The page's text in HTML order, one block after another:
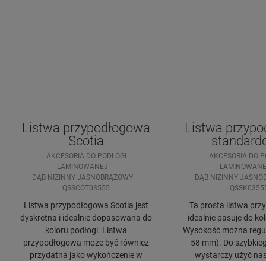
Listwa przypodłogowa
Scotia
AKCESORIA DO PODŁOGI
LAMINOWANEJ
DĄB NIZINNY JASNOBRĄZOWY
QSSCOT03555
Listwa przypodłogowa Scotia jest
dyskretna i idealnie dopasowana do
koloru podłogi. Listwa
przypodłogowa może być również
przydatna jako wykończenie w
Listwa
AKCESORIA DO
DĄB NIZINNY
Ta prosta listwa
idealnie pasuje do
Wysokość można
58 mm). Do
wystarczy użyć